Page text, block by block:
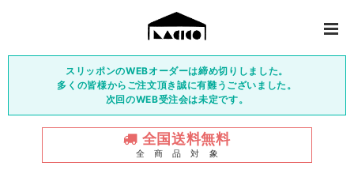
スリッポンのWEBオーダーは締め切りしました。
多くの皆様からご注文頂き誠に有難うございました。
次回のWEB受注会は未定です。
全国送料無料
全 商 品 対 象